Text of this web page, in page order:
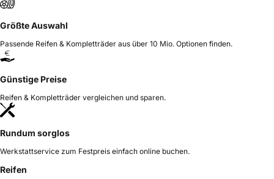
Größte Auswahl
Passende Reifen & Kompletträder aus über 10 Mio. Optionen finden.
Günstige Preise
Reifen & Kompletträder vergleichen und sparen.
Rundum sorglos
Werkstattservice zum Festpreis einfach online buchen.
Reifen